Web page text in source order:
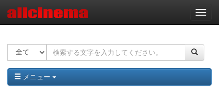
ナ
ビ
ー
ョ
ン
メニュー